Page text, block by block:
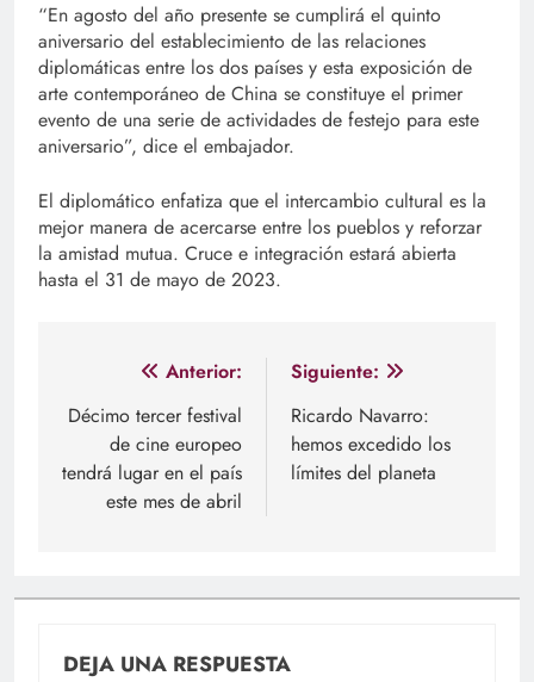
“En agosto del año presente se cumplirá el quinto
aniversario del establecimiento de las relaciones
diplomáticas entre los dos países y esta exposición de
arte contemporáneo de China se constituye el primer
evento de una serie de actividades de festejo para este
aniversario”, dice el embajador.
El diplomático enfatiza que el intercambio cultural es la
mejor manera de acercarse entre los pueblos y reforzar
la amistad mutua. Cruce e integración estará abierta
hasta el 31 de mayo de 2023.
Navegación
de
entradas
Anterior:
Décimo tercer festival
de cine europeo
tendrá lugar en el país
este mes de abril
Siguiente:
Ricardo Navarro:
hemos excedido los
límites del planeta
DEJA UNA RESPUESTA